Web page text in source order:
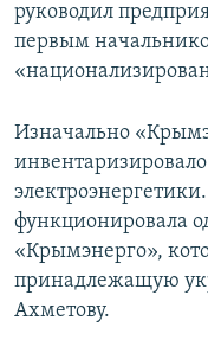
руководил
первым
Изначально
функционировала
«Крымэнерго»,
принадлежащую
Ахметову.